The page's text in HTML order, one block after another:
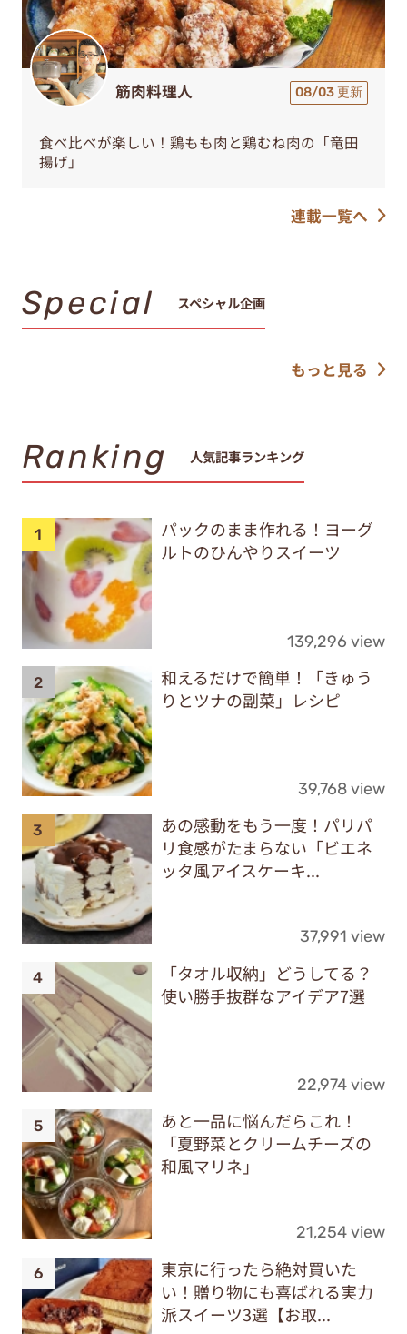
筋肉料理人 08/03 更新
食べ比べが楽しい！鶏もも肉と鶏むね肉の「竜田
揚げ」
連載一覧へ
Special スペシャル企画
もっと見る
Ranking 人気記事ランキング
パックのまま作れる！ヨーグ
ルトのひんやりスイーツ
139,296 view
和えるだけで簡単！「きゅう
りとツナの副菜」レシピ
39,768 view
あの感動をもう一度！パリパ
リ食感がたまらない「ビエネ
ッタ風アイスケーキ...
37,991 view
「タオル収納」どうしてる？
使い勝手抜群なアイデア7選
22,974 view
あと一品に悩んだらこれ！
「夏野菜とクリームチーズの
和風マリネ」
21,254 view
東京に行ったら絶対買いた
い！贈り物にも喜ばれる実力
派スイーツ3選【お取...